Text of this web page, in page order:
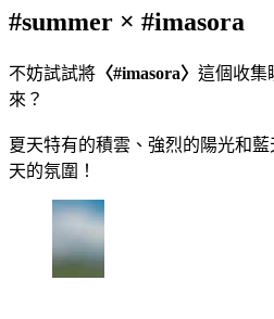
#summer × #imasora
不妨試試將 〈#imasora〉 這個收集
來？
夏天特有的積雲、強烈的陽光和
天的氛圍！